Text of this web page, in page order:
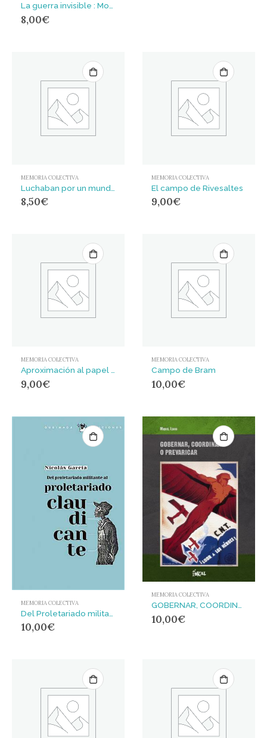
La guerra invisible : Moros, afroamericanos y gitanos en la Guerra Civil (1936-1939)
8,00€
MEMORIA COLECTIVA
8,50€
MEMORIA COLECTIVA
El campo de Rivesaltes
9,00€
MEMORIA COLECTIVA
Aproximación al papel de las mujeres dentro de los Grupos Autónomos de la Transacción : Testimonios para la reflexión y la memoria
9,00€
MEMORIA COLECTIVA
Campo de Bram
10,00€
MEMORIA COLECTIVA
10,00€
MEMORIA COLECTIVA
10,00€